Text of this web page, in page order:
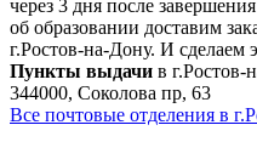
через 3 дня после
об образовании доставим
г.Ростов-на-Дону. И сделаем
Пункты выдачи в г.Ростов-
344000, Соколова пр, 63
Все почтовые отделения в